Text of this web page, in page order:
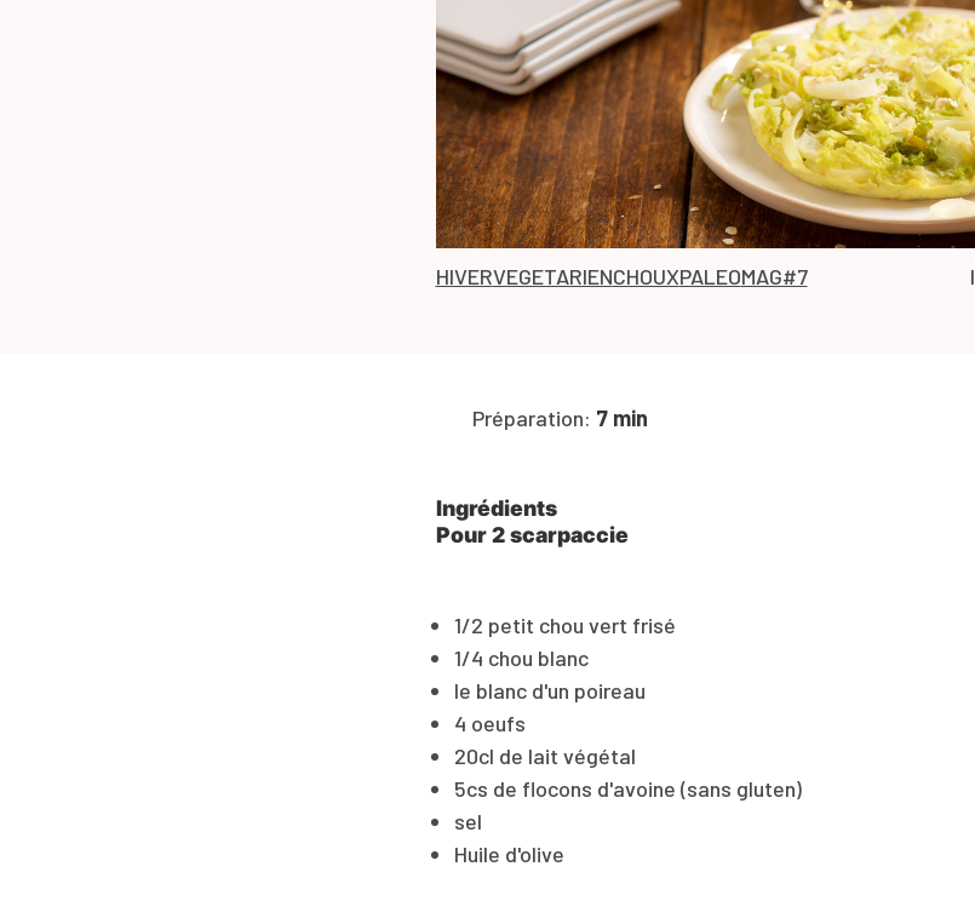
HIVERVEGETARIENCHOUXPALEOMAG#7
Préparation: 7 min
Ingrédients
Pour 2 scarpaccie
1/2 petit chou vert frisé
1/4 chou blanc
le blanc d'un poireau
4 oeufs
20cl de lait végétal
5cs de flocons d'avoine (sans gluten)
sel
Huile d'olive